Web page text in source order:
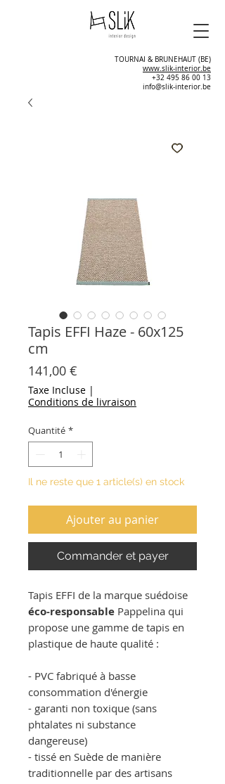
TOURNAI & BRUNEHAUT (BE)
www.slik-interior.be
+32 495 86 00 13
info@slik-interior.be
Tapis EFFI Haze - 60x125
cm
141,00 €
Taxe Incluse |
Conditions de livraison
Quantité *
Il ne reste que 1 article(s) en stock
Ajouter au panier
Commander et payer
Tapis EFFI de la marque suédoise
éco-responsable Pappelina qui
propose une gamme de tapis en
plastique de haute qualité :
- PVC fabriqué à basse
consommation d'énergie
- garanti non toxique (sans
phtalates ni substance
dangereuse)
- tissé en Suède de manière
traditionnelle par des artisans